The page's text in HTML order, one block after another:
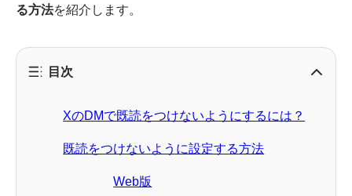
る方法を紹介します。
目次
XのDMで既読をつけないようにするには？
既読をつけないように設定する方法
Web版